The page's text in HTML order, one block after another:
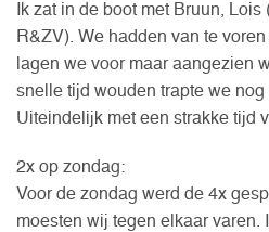
Ik zat in de boot met Bruun,
R&ZV). We hadden van te
lagen we voor maar aangezien
snelle tijd wouden trapte we
Uiteindelijk met een strakke tijd
2x op zondag:
Voor de zondag werd de 4x
moesten wij tegen elkaar varen.